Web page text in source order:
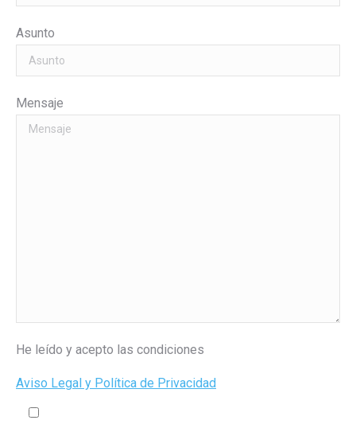
Asunto
Mensaje
He leído y acepto las condiciones
Aviso Legal y Política de Privacidad